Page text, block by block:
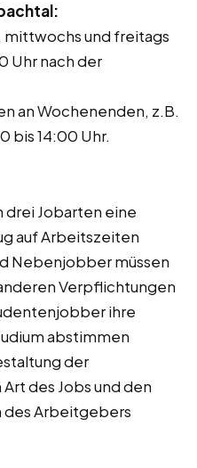
und freitags
Uhr nach der
an Wochenenden, z.B.
bis 14:00 Uhr.
drei Jobarten eine
auf Arbeitszeiten
Nebenjobber müssen
Verpflichtungen
ihre
abstimmen
der
des Jobs und den
des Arbeitgebers